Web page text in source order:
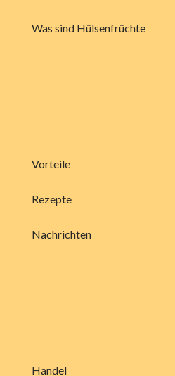
Was sind Hülsenfrüchte
Vorteile
Rezepte
Nachrichten
Handel